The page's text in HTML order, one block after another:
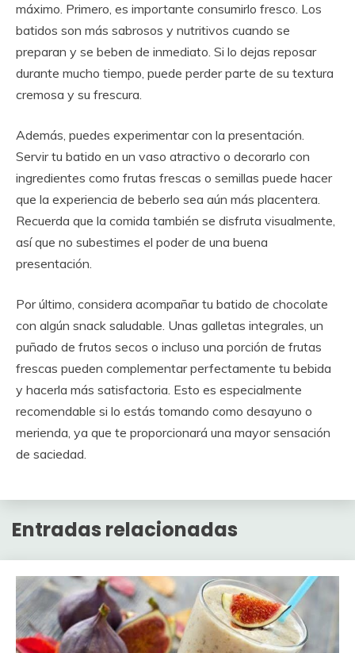
máximo. Primero, es importante consumirlo fresco. Los
batidos son más sabrosos y nutritivos cuando se
preparan y se beben de inmediato. Si lo dejas reposar
durante mucho tiempo, puede perder parte de su textura
cremosa y su frescura.
Además, puedes experimentar con la presentación.
Servir tu batido en un vaso atractivo o decorarlo con
ingredientes como frutas frescas o semillas puede hacer
que la experiencia de beberlo sea aún más placentera.
Recuerda que la comida también se disfruta visualmente,
así que no subestimes el poder de una buena
presentación.
Por último, considera acompañar tu batido de chocolate
con algún snack saludable. Unas galletas integrales, un
puñado de frutos secos o incluso una porción de frutas
frescas pueden complementar perfectamente tu bebida
y hacerla más satisfactoria. Esto es especialmente
recomendable si lo estás tomando como desayuno o
merienda, ya que te proporcionará una mayor sensación
de saciedad.
Entradas relacionadas